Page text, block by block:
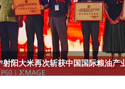
时代农食品牌建设创新案例”